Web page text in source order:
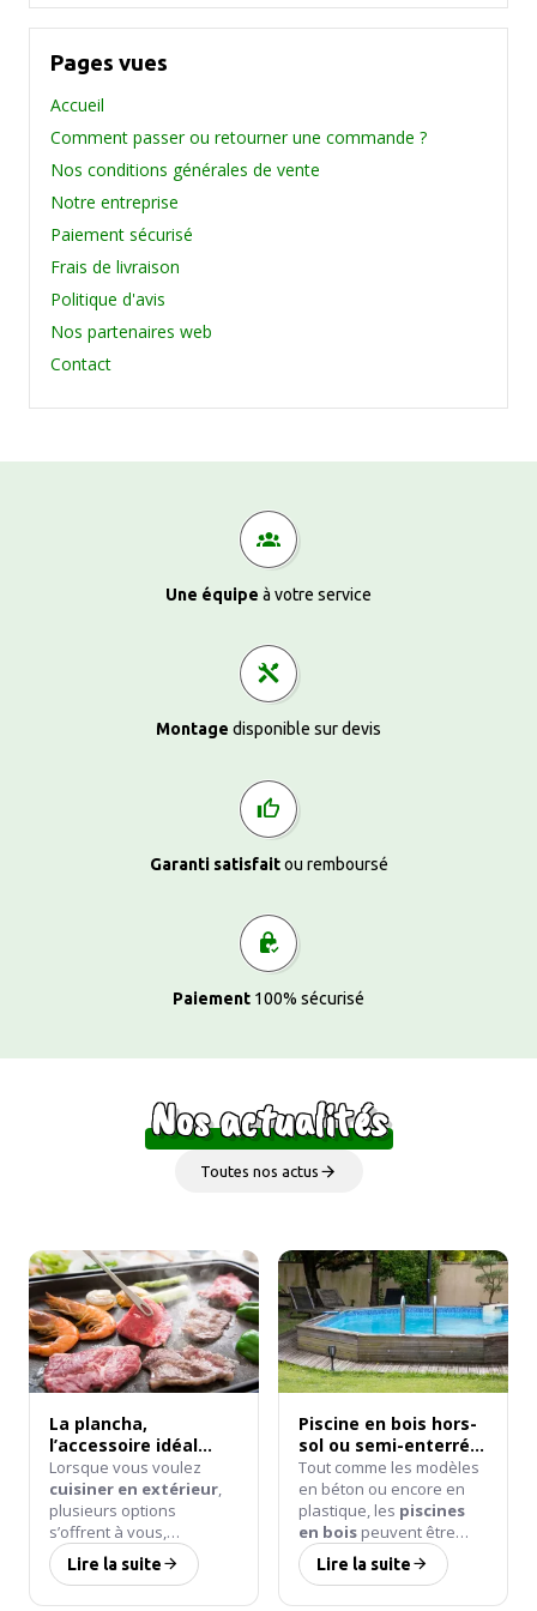
Pages vues
Accueil
Comment passer ou retourner une commande ?
Nos conditions générales de vente
Notre entreprise
Paiement sécurisé
Frais de livraison
Politique d'avis
Nos partenaires web
Contact
Une équipe à votre service
Montage disponible sur devis
Garanti satisfaitou remboursé
Paiement 100% sécurisé
Nos actualités
Toutes nos actus
La plancha,
l’accessoire idéal
pour vos meubles de
cuisine d’extérieur
Lorsque vous voulez
cuisiner en extérieur,
plusieurs options
s’offrent à vous,
notamment celle du
barbecue au gaz ou au
Lire la suite
Piscine en bois hors-
sol ou semi-enterrée
: quelle installation
est la plus
avantageuse ?
Tout comme les modèles
en béton ou encore en
plastique, les piscines
en boispeuvent être
installées de diverses
façons. Ces dernières
Lire la suite